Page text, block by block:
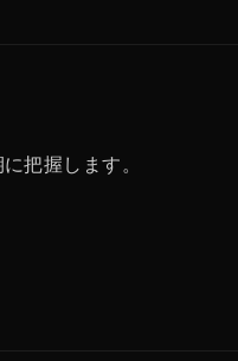
把握します。